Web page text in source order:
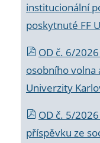
institucionální
poskytnuté FF
OD č. 6/
osobního volna
Univerzity
OD č. 5/
příspěvku ze